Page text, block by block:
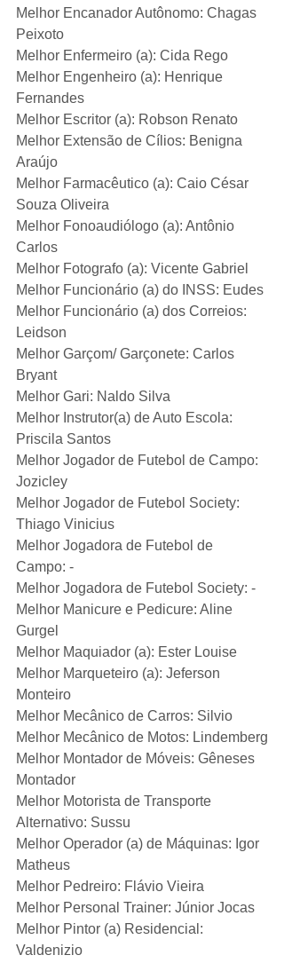
Melhor Encanador Autônomo: Chagas
Peixoto
Melhor Enfermeiro (a): Cida Rego
Melhor Engenheiro (a): Henrique
Fernandes
Melhor Escritor (a): Robson Renato
Melhor Extensão de Cílios: Benigna
Araújo
Melhor Farmacêutico (a): Caio César
Souza Oliveira
Melhor Fonoaudiólogo (a): Antônio
Carlos
Melhor Fotografo (a): Vicente Gabriel
Melhor Funcionário (a) do INSS: Eudes
Melhor Funcionário (a) dos Correios:
Leidson
Melhor Garçom/ Garçonete: Carlos
Bryant
Melhor Gari: Naldo Silva
Melhor Instrutor(a) de Auto Escola:
Priscila Santos
Melhor Jogador de Futebol de Campo:
Jozicley
Melhor Jogador de Futebol Society:
Thiago Vinicius
Melhor Jogadora de Futebol de
Campo: -
Melhor Jogadora de Futebol Society: -
Melhor Manicure e Pedicure: Aline
Gurgel
Melhor Maquiador (a): Ester Louise
Melhor Marqueteiro (a): Jeferson
Monteiro
Melhor Mecânico de Carros: Silvio
Melhor Mecânico de Motos: Lindemberg
Melhor Montador de Móveis: Gêneses
Montador
Melhor Motorista de Transporte
Alternativo: Sussu
Melhor Operador (a) de Máquinas: Igor
Matheus
Melhor Pedreiro: Flávio Vieira
Melhor Personal Trainer: Júnior Jocas
Melhor Pintor (a) Residencial:
Valdenizio